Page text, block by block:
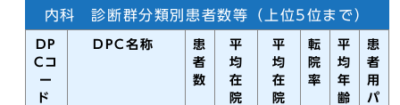
内科 診断群分類別患者数等（上位5位まで）
DP
Cコ
ー
ド
DPC名称
患
者
数
平
均
在
院
平
均
在
院
転
院
率
平
均
年
齢
患
者
用
パ